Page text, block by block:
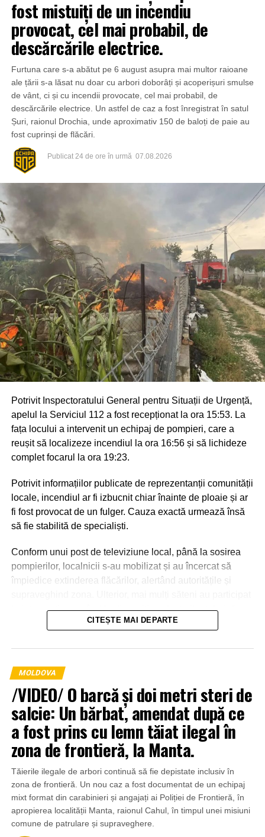
fost mistuiți de un incendiu
provocat, cel mai probabil, de
descărcările electrice.
Furtuna care s-a abătut pe 6 august asupra mai multor raioane
ale țării s-a lăsat nu doar cu arbori doborâți și acoperișuri smulse
de vânt, ci și cu incendii provocate, cel mai probabil, de
descărcările electrice. Un astfel de caz a fost înregistrat în satul
Șuri, raionul Drochia, unde aproximativ 150 de baloți de paie au
fost cuprinși de flăcări.
Publicat 24 de ore în urmă 07.08.2026
Potrivit Inspectoratului General pentru Situații de Urgență,
apelul la Serviciul 112 a fost recepționat la ora 15:53. La
fața locului a intervenit un echipaj de pompieri, care a
reușit să localizeze incendiul la ora 16:56 și să lichideze
complet focarul la ora 19:23.
Potrivit informațiilor publicate de reprezentanții comunității
locale, incendiul ar fi izbucnit chiar înainte de ploaie și ar
fi fost provocat de un fulger. Cauza exactă urmează însă
să fie stabilită de specialiști.
Conform unui post de televiziune local, până la sosirea
pompierilor, localnicii s-au mobilizat și au încercat să
împiedice extinderea flăcărilor, alertând autoritățile și
la intervenție, punând la dispoziția salvatorilor tehnică
agricolă și transportând apă pentru stingerea incendiului.
CITEȘTE MAI DEPARTE
MOLDOVA
/VIDEO/ O barcă și doi metri steri de
salcie: Un bărbat, amendat după ce
a fost prins cu lemn tăiat ilegal în
zona de frontieră, la Manta.
Tăierile ilegale de arbori continuă să fie depistate inclusiv în
zona de frontieră. Un nou caz a fost documentat de un echipaj
mixt format din carabinieri și angajați ai Poliției de Frontieră, în
apropierea localității Manta, raionul Cahul, în timpul unei misiuni
comune de patrulare și supraveghere.